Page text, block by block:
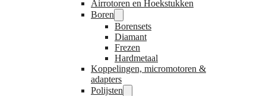
Airrotoren en Hoekstukken
Boren
Borensets
Diamant
Frezen
Hardmetaal
Koppelingen, micromotoren &
adapters
Polijsten